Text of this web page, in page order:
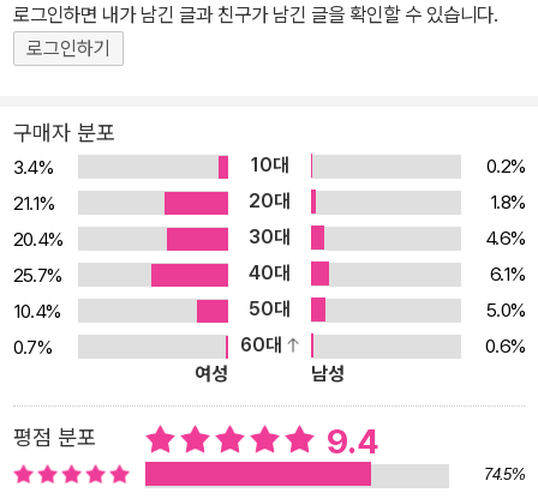
으로 코믹하게 끌어들인 당돌한 신인은 『맨홀』에서는 삶의 구멍에 대
한 탁월한 메타포를 어두운 ‘맨홀’ 그 자체로 보여줬다. 또한『양춘단
박지리가 이번에는 또 완전히 다른 스타일을 선보인다.『다윈 영의 악
의 기원』이라는 제목이 보여주듯 작품은 다른 나라, 다른 시간대가 배
경이다. 이 작품을 통해 작가는 무슨 이야기를 하려는 걸까? 낯설수
록 더 익숙한 다윈 영의 세계 국가의 핵심 권력을 가진 자들이 거주하
는 안정적인 1지구부터 60년 전 일어난 12월의 폭동으로 국가로부터
버림받은 땅 9지구까지 완벽하게 구획된 사회. 그러나 아날로그적인
통신수단이 주로 쓰이던 시절. 과거인지 미래인지 알 수 없는 시간대
고 있는 문교부 차관이자 프라임스쿨 위원장을 맡고 있는 아버지 니
스 영, 1지구 최고의 기숙학교 프라임스쿨의 모범생 다윈 영, 끊임없
로그인하면 내가 남긴 글과 친구가 남긴 글을 확인할 수 있습니다.
로그인하기
구매자 분포
3.4% 10대
0.2%
21.1%
20대
1.8%
20.4%
30대
4.6%
25.7%
40대
6.1%
10.4%
50대
5.0%
0.7%
60대
0.6%
여성
남성
평점 분포 9.4
74.5%